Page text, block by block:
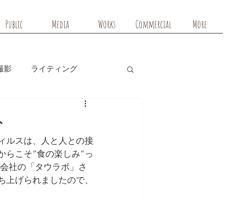
Public Media Works Commercial More
影 ライティング
ルスは、人と人との接
らこそ“食の楽しみ”っ
社の「タウラボ」さ
げられましたので、